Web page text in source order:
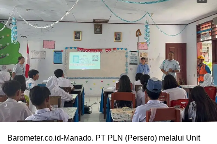
Barometer.co.id-Manado. PT PLN (Persero) melalui Unit